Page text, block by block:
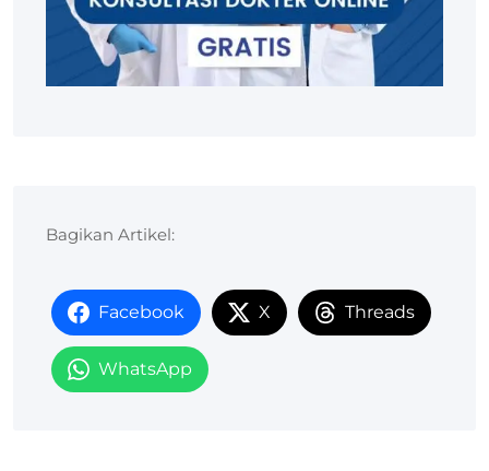
Bagikan Artikel:
Facebook X Threads
WhatsApp